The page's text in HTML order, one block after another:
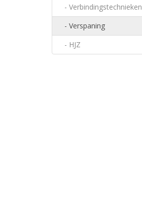
- Verbindingstechnieken
- Verspaning
- HJZ